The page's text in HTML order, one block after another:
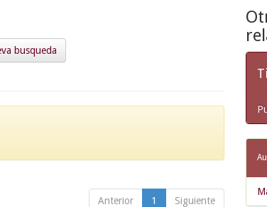
busqueda
Anterior 1 Siguiente